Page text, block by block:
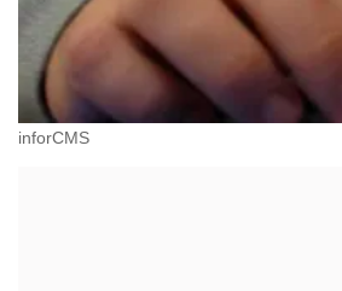
inforCMS